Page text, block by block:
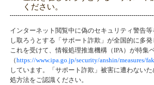
ください。
インターネット閲覧中に偽のセキュリティ警告
し取ろうとする「サポート詐欺」が全国的に多発
これを受けて、情報処理推進機構（IPA）が特集
（https://www.ipa.go.jp/security/anshin/measures/
しています。「サポート詐欺」被害に遭わない
処方法をご認識ください。